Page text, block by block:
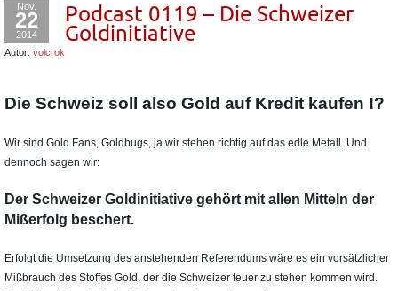
Nov.
22
2014
Podcast 0119 – Die Schweizer
Goldinitiative
Autor: volcrok
Die Schweiz soll also Gold auf Kredit kaufen !?
Wir sind Gold Fans, Goldbugs, ja wir stehen richtig auf das edle Metall. Und
dennoch sagen wir:
Der Schweizer Goldinitiative gehört mit allen Mitteln der
Mißerfolg beschert.
Erfolgt die Umsetzung des anstehenden Referendums wäre es ein vorsätzlicher
Mißbrauch des Stoffes Gold, der die Schweizer teuer zu stehen kommen wird.